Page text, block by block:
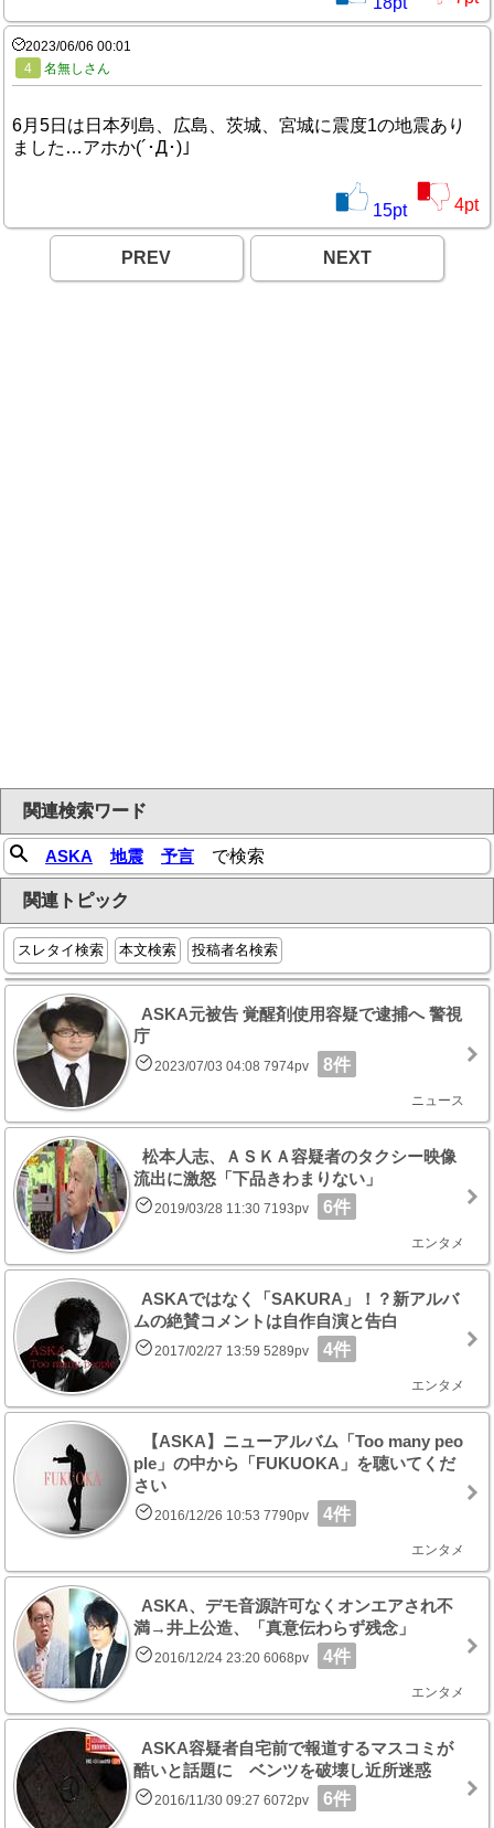
2023/06/06 00:01
4
名無しさん
6月5日は日本列島、広島、茨城、宮城に震度1の地震あり
ました…アホか(´･Д･)」
15pt 4pt
PREV NEXT
関連検索ワード
ASKA 地震 予言 で検索
関連トピック
スレタイ検索 本文検索 投稿者名検索
ASKA元被告 覚醒剤使用容疑で逮捕へ 警視
庁
2023/07/03 04:08 7974pv 8件
ニュース
松本人志、ＡＳＫＡ容疑者のタクシー映像
流出に激怒「下品きわまりない」
2019/03/28 11:30 7193pv 6件
エンタメ
ASKAではなく「SAKURA」！？新アルバ
ムの絶賛コメントは自作自演と告白
2017/02/27 13:59 5289pv 4件
エンタメ
【ASKA】ニューアルバム「Too many peo
ple」の中から「FUKUOKA」を聴いてくだ
さい
2016/12/26 10:53 7790pv 4件
エンタメ
ASKA、デモ音源許可なくオンエアされ不
満→井上公造、「真意伝わらず残念」
2016/12/24 23:20 6068pv 4件
エンタメ
ASKA容疑者自宅前で報道するマスコミが
酷いと話題に ベンツを破壊し近所迷惑
2016/11/30 09:27 6072pv 6件